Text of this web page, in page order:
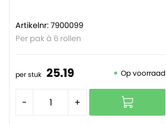
Artikelnr: 7900099
Per pak à 6 rollen
per stuk 25.19 Op voorraad
- +